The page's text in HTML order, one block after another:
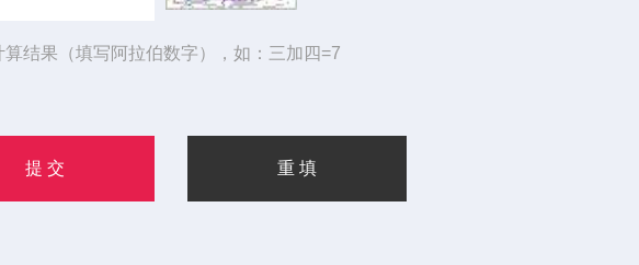
算结果（填写阿拉伯数字），如：三加四=7